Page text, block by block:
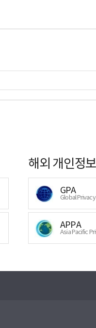
해외 개인정
GPA
Global
APPA
Asia Pacific